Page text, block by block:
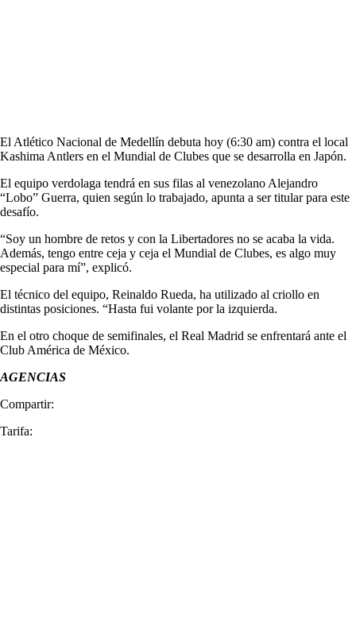
El Atlético Nacional de Medellín debuta hoy (6:30 am) contra el local
Kashima Antlers en el Mundial de Clubes que se desarrolla en Japón.
El equipo verdolaga tendrá en sus filas al venezolano Alejandro
“Lobo” Guerra, quien según lo trabajado, apunta a ser titular para este
desafío.
“Soy un hombre de retos y con la Libertadores no se acaba la vida.
Además, tengo entre ceja y ceja el Mundial de Clubes, es algo muy
especial para mí”, explicó.
El técnico del equipo, Reinaldo Rueda, ha utilizado al criollo en
distintas posiciones. “Hasta fui volante por la izquierda.
En el otro choque de semifinales, el Real Madrid se enfrentará ante el
Club América de México.
AGENCIAS
Compartir:
Tarifa: